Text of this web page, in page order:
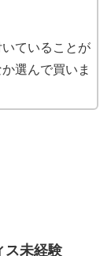
ていることが
選んで買いま
ス未経験